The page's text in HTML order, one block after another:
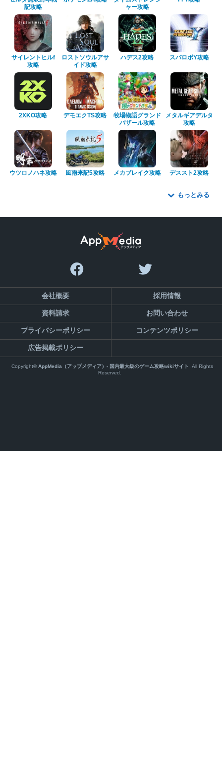
記攻略
ャー攻略
サイレントヒルf
攻略
ロストソウルアサ
イド攻略
ハデス2攻略 スパロボY攻略
2XKO攻略 デモエクTS攻略
牧場物語グランド
バザール攻略
メタルギアデルタ
攻略
ウツロノハネ攻略 風雨来記5攻略 メカブレイク攻略 デススト2攻略
もっとみる
会社概要 採用情報
資料請求 お問い合わせ
プライバシーポリシー コンテンツポリシー
広告掲載ポリシー
Copyright©AppMedia（アップメディア）- 国内最大級のゲーム攻略wikiサイト ,All Rights
Reserved.